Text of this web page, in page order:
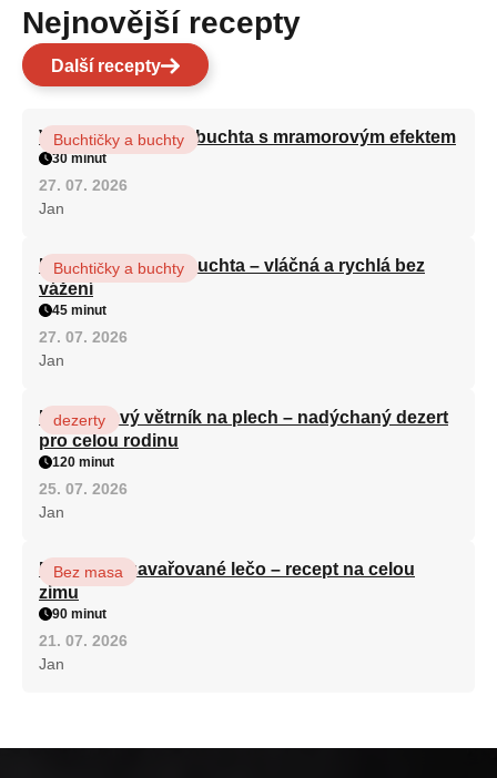
Nejnovější recepty
Další recepty
Vláčná olejová litá buchta s mramorovým efektem
Buchtičky a buchty
30 minut
27. 07. 2026
Jan
Hrnková maková buchta – vláčná a rychlá bez
vážení
Buchtičky a buchty
45 minut
27. 07. 2026
Jan
Karamelový větrník na plech – nadýchaný dezert
pro celou rodinu
dezerty
120 minut
25. 07. 2026
Jan
Babiččino zavařované lečo – recept na celou
zimu
Bez masa
90 minut
21. 07. 2026
Jan